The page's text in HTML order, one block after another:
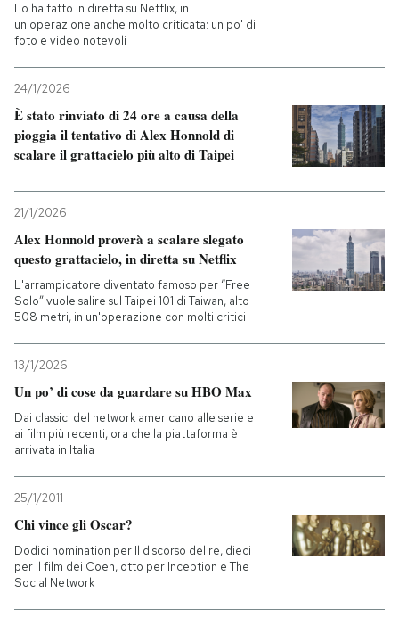
Lo ha fatto in diretta su Netflix, in
un'operazione anche molto criticata: un po' di
foto e video notevoli
24/1/2026
È stato rinviato di 24 ore a causa della
pioggia il tentativo di Alex Honnold di
scalare il grattacielo più alto di Taipei
21/1/2026
Alex Honnold proverà a scalare slegato
questo grattacielo, in diretta su Netflix
L'arrampicatore diventato famoso per “Free
Solo” vuole salire sul Taipei 101 di Taiwan, alto
508 metri, in un'operazione con molti critici
13/1/2026
Un po’ di cose da guardare su HBO Max
Dai classici del network americano alle serie e
ai film più recenti, ora che la piattaforma è
arrivata in Italia
25/1/2011
Chi vince gli Oscar?
Dodici nomination per Il discorso del re, dieci
per il film dei Coen, otto per Inception e The
Social Network